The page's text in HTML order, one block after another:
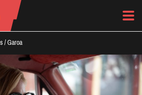
/ Garoa